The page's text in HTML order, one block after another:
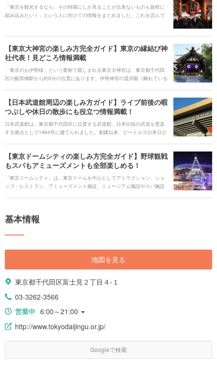
「東京を観光するなら、その時期にしか見ることが出来ないものも旅程に
組み込みたい！」という人に向けての情報をまとめました。これを読んで
【東京大神宮の楽しみ方完全ガイド】東京の縁結び神
社代表！見どころ情報満載
「東京のお伊勢様」という愛称で親しまれる東京大神宮は、東京都千代田
区の飯田橋駅から約5分の位置にあります。伊勢神宮の遥拝殿（離れている
びのご利益を預かれると若い世代からも注目を集めて人気の神社となりま
した。「恋みくじ」や「縁結び守り」を求めてやってくる参拝客が多く、
【日本武道館周辺の楽しみ方ガイド】ライブ前後の暇
つぶしや休日の散歩にも役立つ情報満載！
日本武道館は、東京都千代田区に位置する武道館。日本伝統の武道を普及
する拠点として1964年に建てられました。創建以来、ビートルズの来日公
日本を代表する寺社や皇居、公園があります。今回はそんな日本武道館周
辺を観光する際に役立つ見どころ情報を紹介していきます。
【東京ドームシティの楽しみ方完全ガイド】野球観戦
もスパもアミューズメントも全部楽しめる！
「東京ドームシティ」は、東京ドームを中心としてアトラクション、ショ
ップ・レストラン、アミューズメント施設、ミュージアム施設やスパ施設
基本情報
地図を見る
東京都千代田区富士見２丁目４-１
03-3262-3566
営業中 6:00～21:00
http://www.tokyodaijingu.or.jp/
Googleで検索